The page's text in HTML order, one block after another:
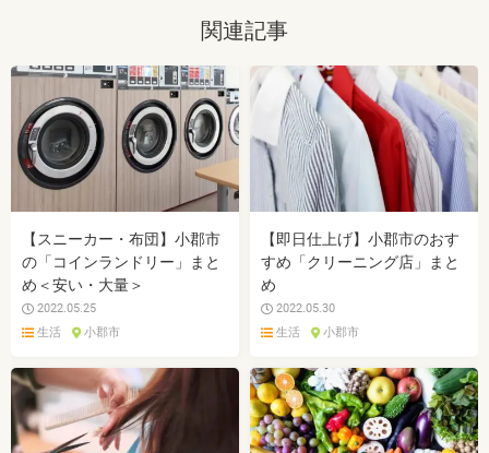
関連記事
【スニーカー・布団】小郡市
の「コインランドリー」まと
め＜安い・大量＞
2022.05.25
生活
小郡市
【即日仕上げ】小郡市のおす
すめ「クリーニング店」まと
め
2022.05.30
生活
小郡市